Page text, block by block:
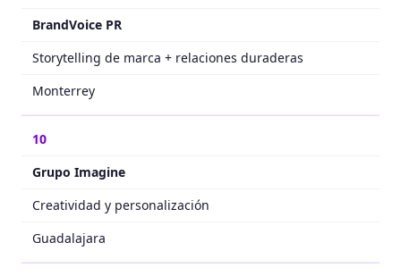
BrandVoice PR
Storytelling de marca + relaciones duraderas
Monterrey
10
Grupo Imagine
Creatividad y personalización
Guadalajara